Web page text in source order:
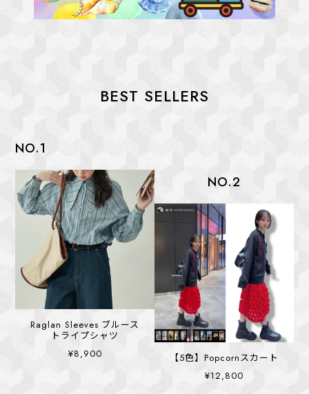
BEST SELLERS
NO.1
Raglan Sleeves ブルース
トライプシャツ
¥8,900
NO.2
【5色】Popcornスカート
¥12,800